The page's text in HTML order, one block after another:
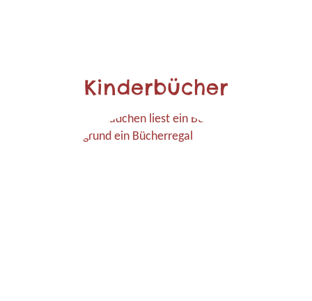
Kinderbücher